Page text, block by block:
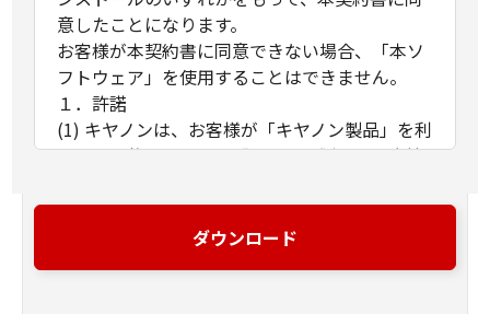
意したことになります。
お客様が本契約書に同意できない場合、「本ソ
フトウェア」を使用することはできません。
１．許諾
(1) キヤノンは、お客様が「キヤノン製品」を利
用する目的のために、「キヤノン製品」に直接
ンピューター（以下「指定機器」と言いま
す。）において、「本ソフトウェア」を使用
ダウンロード